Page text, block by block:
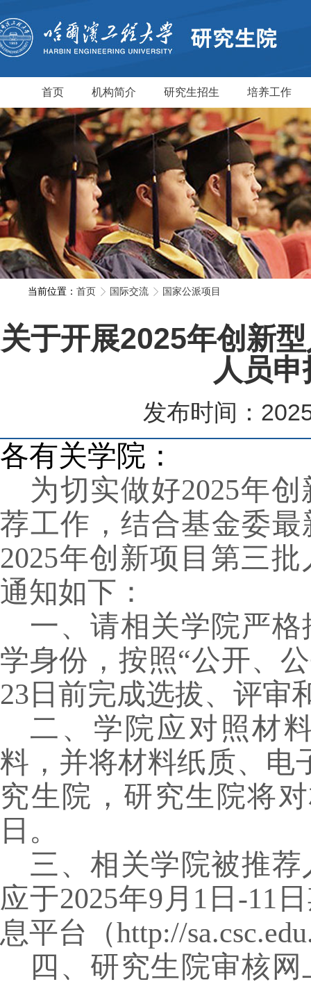
首页 机构简介 研究生招生 培养工作
当前位置： 首页 国际交流 国家公派项目
关于开展2025年创新
人员
发布时间：
各有关学院：
为切实做好2025年创
荐工作，结合基金委
2025年创新项目第三
通知如下：
一、请相关学院严
学身份，按照“公开、
23 日前完成选拔、评审
二、学院应对照材
料，并将材料纸质、电
究生院，研究生院将
日。
三、相关学院被推
应于2025年9 月 1 日 -11
息平台（http://
四、研究生院审核